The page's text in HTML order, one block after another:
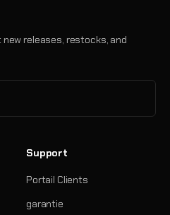
releases, restocks, and
Support
Portail Clients
garantie